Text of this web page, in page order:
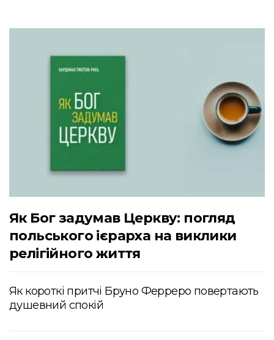
Як Бог задумав Церкву: погляд
польського ієрарха на виклики
релігійного життя
Як короткі притчі Бруно Ферреро повертають
душевний спокій